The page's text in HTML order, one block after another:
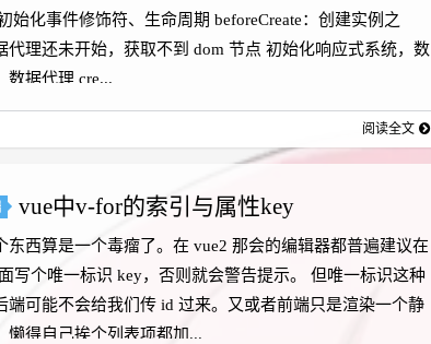
始化事件修饰符、生命周期 beforeCreate：创建实例之
代理还未开始，获取不到 dom 节点 初始化响应式系统，数
数据代理 cre...
阅读全文
vue中v-for的索引与属性key
东西算是一个毒瘤了。在 vue2 那会的编辑器都普遍建议在
写个唯一标识 key，否则就会警告提示。 但唯一标识这种
端可能不会给我们传 id 过来。又或者前端只是渲染一个静
懒得自己挨个列表项都加...